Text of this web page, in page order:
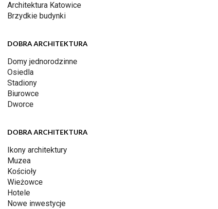
Architektura Katowice
Brzydkie budynki
DOBRA ARCHITEKTURA
Domy jednorodzinne
Osiedla
Stadiony
Biurowce
Dworce
DOBRA ARCHITEKTURA
Ikony architektury
Muzea
Kościoły
Wieżowce
Hotele
Nowe inwestycje